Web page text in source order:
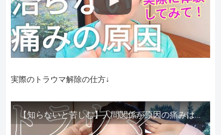
実際のトラウマ解除の仕方↓
【知らないと苦しむ】人間関係が原因の痛みはトラウマ解除が必須。病院に行っても原因不明で治らない不調はこれをしてからケアしてみてください。